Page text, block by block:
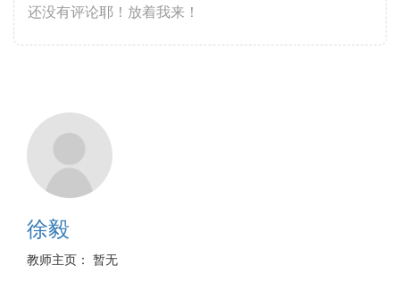
还没有评论耶！放着我来！
徐毅
教师主页： 暂无